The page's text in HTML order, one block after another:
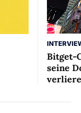
Bitget-
seine